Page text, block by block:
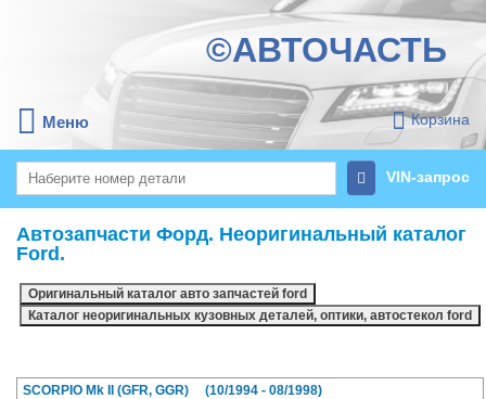
©АВТОЧАСТЬ
Меню Корзина
VIN-запрос
Автозапчасти Форд. Неоригинальный каталог
Ford.
SCORPIO Mk II (GFR, GGR) (10/1994 - 08/1998)